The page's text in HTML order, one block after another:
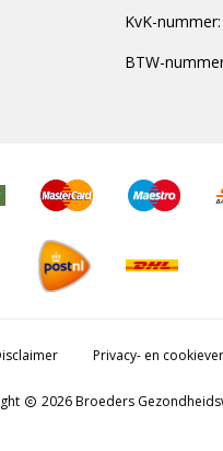
KvK-nummer:
BTW-
Privacy- en
copyright 2026 Broeders